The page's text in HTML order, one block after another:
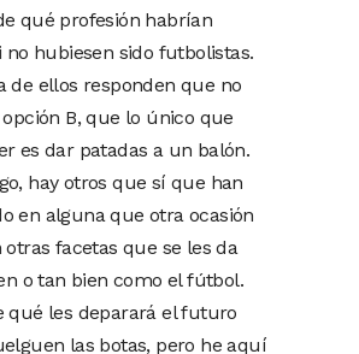
qué profesión habrían
no hubiesen sido futbolistas.
de ellos responden que no
B, que lo único que
es dar patadas a un balón.
hay otros que sí que han
en alguna que otra ocasión
facetas que se les da
o tan bien como el fútbol.
qué les deparará el futuro
las botas, pero he aquí